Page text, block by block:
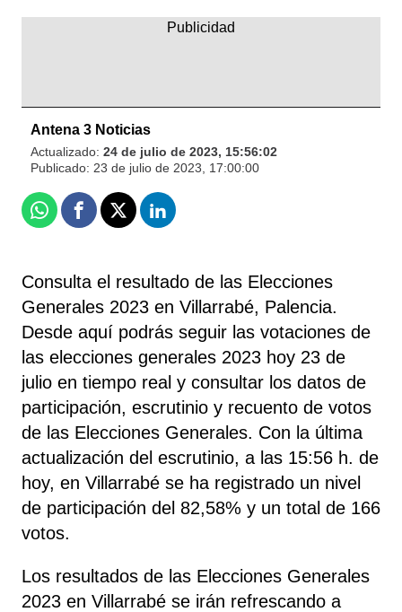
Antena 3 Noticias
Actualizado: 24 de julio de 2023, 15:56:02
Publicado: 23 de julio de 2023, 17:00:00
WhatsappFacebook
X Linkedin
Consulta el resultado de las Elecciones
Generales 2023 en Villarrabé, Palencia.
Desde aquí podrás seguir las votaciones de
las elecciones generales 2023 hoy 23 de
julio en tiempo real y consultar los datos de
participación, escrutinio y recuento de votos
de las Elecciones Generales. Con la última
actualización del escrutinio, a las 15:56 h. de
hoy, en Villarrabé se ha registrado un nivel
de participación del 82,58% y un total de 166
votos.
Los resultados de las Elecciones Generales
2023 en Villarrabé se irán refrescando a